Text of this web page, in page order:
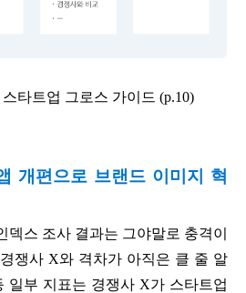
타트업 그로스 가이드 (p.10)
개편으로 브랜드 이미지 혁
덱스 조사 결과는 그야말로 충격이
쟁사 X와 격차가 아직은 클 줄 알
일부 지표는 경쟁사 X가 스타트업